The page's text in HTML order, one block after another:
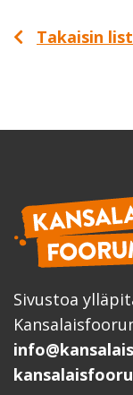
Takaisin
Sivustoa